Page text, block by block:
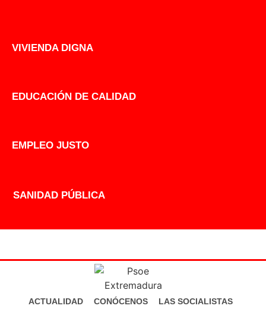
VIVIENDA DIGNA
EDUCACIÓN DE CALIDAD
EMPLEO JUSTO
SANIDAD PÚBLICA
ACTUALIDAD CONÓCENOS LAS SOCIALISTAS